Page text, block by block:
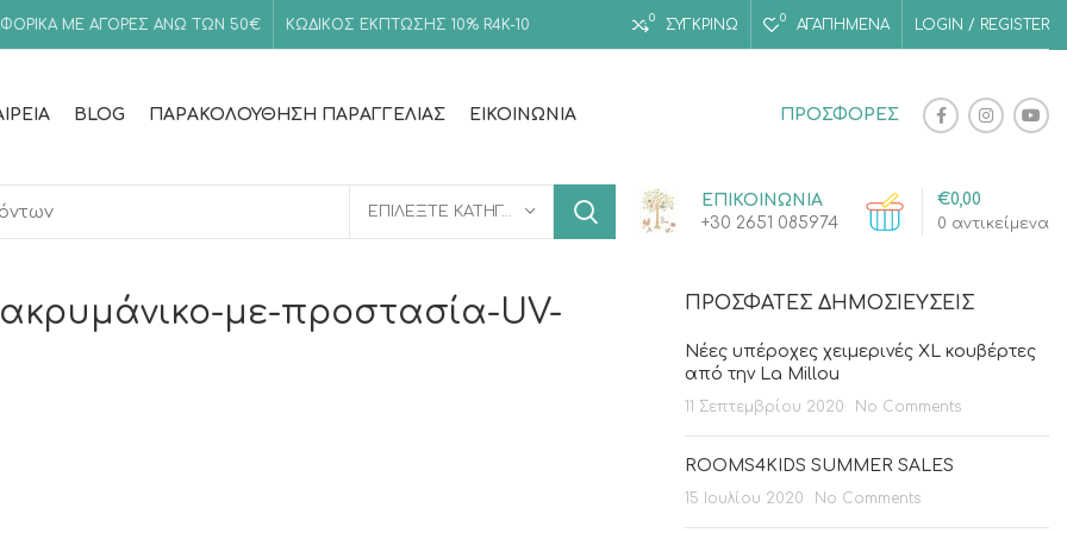
ΜΕ ΑΓΟΡΕΣ ΑΝΩ ΤΩΝ 50€ ΚΩΔΙΚΟΣ ΕΚΠΤΩΣΗΣ 10% R4K-10 0 ΣΥΓΚΡΙΝΩ 0 ΑΓΑΠΗΜΈΝΑ LOGIN / REGISTER
BLOG ΠΑΡΑΚΟΛΟΎΘΗΣΗ ΠΑΡΑΓΓΕΛΊΑΣ ΕΙΚΟΙΝΩΝΊΑ ΠΡΟΣΦΟΡΕΣ
ΕΠΙΛΈΞΤΕ ΚΑΤΗΓΟΡΊΑ
ΕΠΙΚΟΙΝΩΝΙΑ
+30 2651 085974
0 αντικείμενα
€0,00
με-προστασία-UV-
ΠΡΌΣΦΑΤΕΣ ΔΗΜΟΣΙΕΎΣΕΙΣ
Νέες υπέροχες χειμερινές XL κουβέρτες
από την La Millou
11 Σεπτεμβρίου 2020 No Comments
ROOMS4KIDS SUMMER SALES
15 Ιουλίου 2020 No Comments